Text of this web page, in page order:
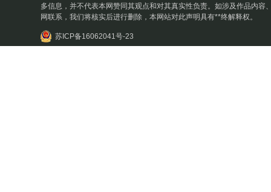
多信息，并不代表本网赞同其观点和对其真实性负责。如涉及作品内容
网联系，我们将核实后进行删除，本网站对此声明具有**终解释权。
苏ICP备16062041号-23